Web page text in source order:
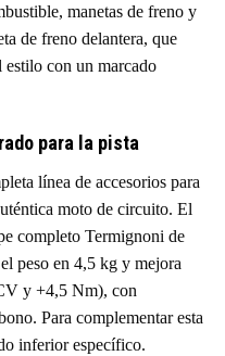
manetas de freno y
de freno delantera, que
estilo con un marcado
para la pista
línea de accesorios para
moto de circuito. El
completo Termignoni de
peso en 4,5 kg y mejora
y +4,5 Nm), con
Para complementar esta
inferior específico.